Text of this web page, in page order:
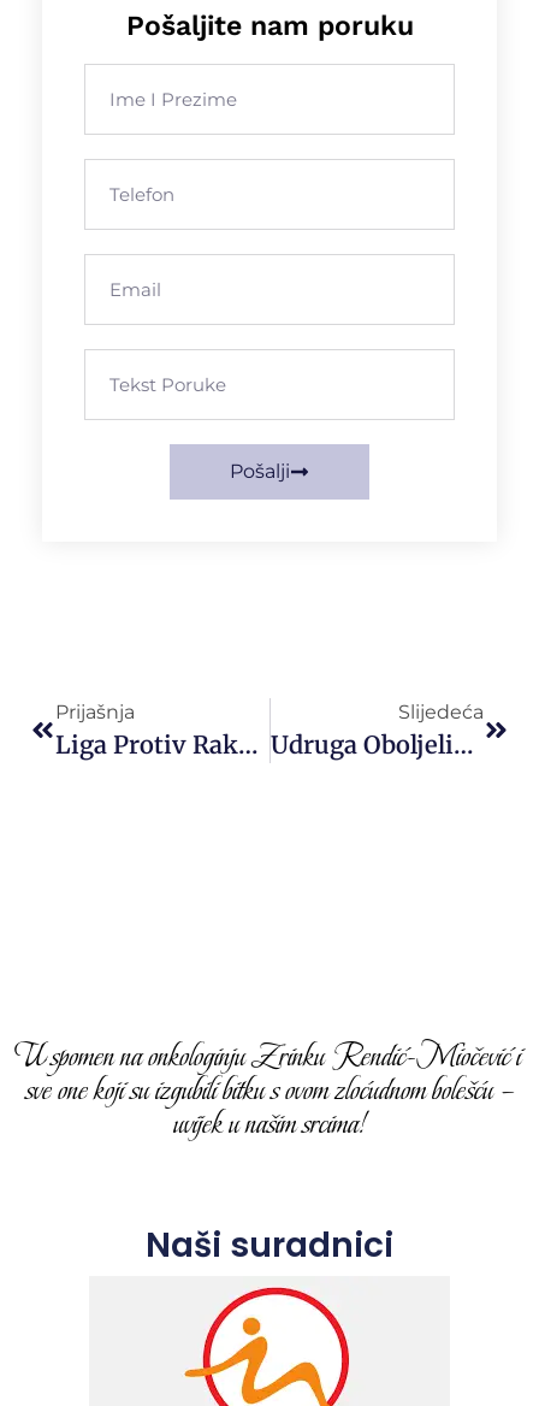
Pošaljite nam poruku
Pošalji
Prijašnja
Liga Protiv Raka Korčula – Pelješac – Lastovo – Mljet
Slijedeća
Udruga Oboljelih Od Malignih Bolesti Život
U spomen na onkologinju Zrinku Rendić-Miočević i
sve one koji su izgubili bitku s ovom zloćudnom bolešću –
uvijek u našim srcima!
Naši suradnici